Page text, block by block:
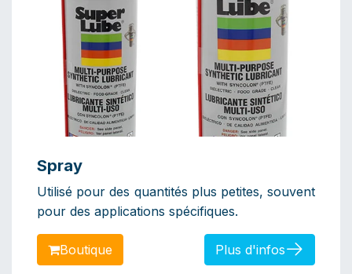
Spray
Utilisé pour des quantités plus petites, souvent
pour des applications spécifiques.
Boutiq​​​​​​ue Plus d'infos